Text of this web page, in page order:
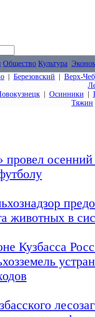
Общество Культура
| Березовский | Верх-
| Осинники |
Тяжин
осенний
животных в
Кузбасса